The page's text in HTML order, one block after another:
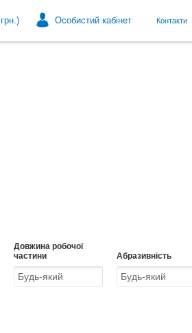
грн.) Особистий кабінет Контакти
Довжина робочої
частини
Абразивність